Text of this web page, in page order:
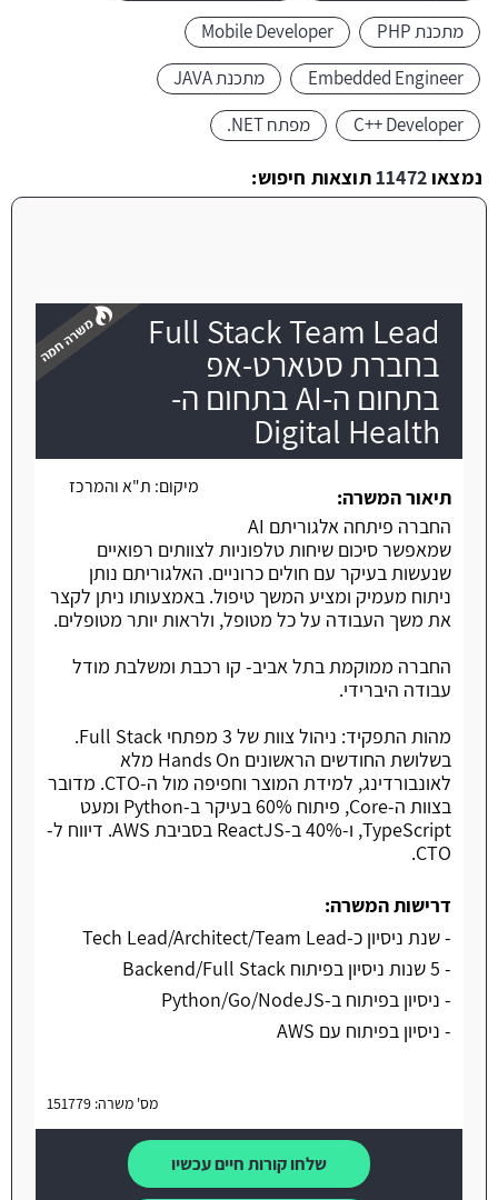
מתכנת PHP
Mobile Developer
Embedded Engineer
מתכנת JAVA
C++ Developer
מפתח NET.
נמצאו11472תוצאות חיפוש:
Full Stack Team Lead
בחברת סטארט-אפ
בתחום ה-AI בתחום ה-
Digital Health
מיקום: ת"א והמרכז
תיאור המשרה:
החברה פיתחה אלגוריתם AI
שמאפשר סיכום שיחות טלפוניות לצוותים רפואיים
שנעשות בעיקר עם חולים כרוניים. האלגוריתם נותן
ניתוח מעמיק ומציע המשך טיפול. באמצעותו ניתן לקצר
את משך העבודה על כל מטופל, ולראות יותר מטופלים.
החברה ממוקמת בתל אביב- קו רכבת ומשלבת מודל
עבודה היברידי.
מהות התפקיד: ניהול צוות של 3 מפתחי Full Stack.
בשלושת החודשים הראשונים Hands On מלא
לאונבורדינג, למידת המוצר וחפיפה מול ה-CTO. מדובר
בצוות ה-Core, פיתוח 60% בעיקר ב-Python ומעט
TypeScript, ו-40% ב-ReactJS בסביבת AWS. דיווח ל-
CTO.
דרישות המשרה:
- שנת ניסיון כ-Tech Lead/Architect/Team Lead
- 5 שנות ניסיון בפיתוח Backend/Full Stack
- ניסיון בפיתוח ב-Python/Go/NodeJS
- ניסיון בפיתוח עם AWS
מס' משרה: 151779
שלחו קורות חיים עכשיו